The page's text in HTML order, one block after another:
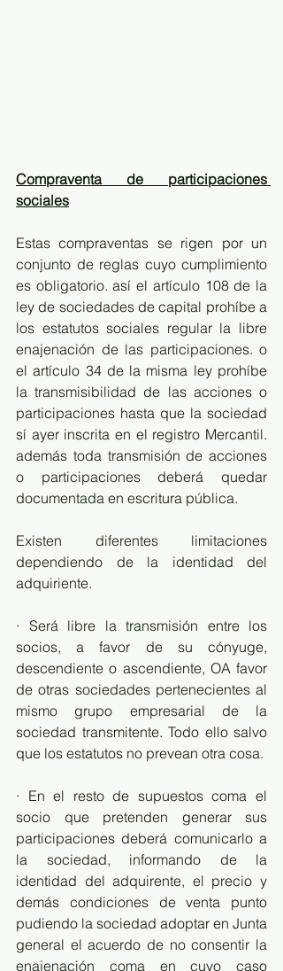
Compraventa de participaciones
sociales
Estas compraventas se rigen por un
conjunto de reglas cuyo cumplimiento
es obligatorio. así el artículo 108 de la
ley de sociedades de capital prohíbe a
los estatutos sociales regular la libre
enajenación de las participaciones. o
el artículo 34 de la misma ley prohíbe
la transmisibilidad de las acciones o
participaciones hasta que la sociedad
sí ayer inscrita en el registro Mercantil.
además toda transmisión de acciones
o participaciones deberá quedar
documentada en escritura pública.
Existen diferentes limitaciones
dependiendo de la identidad del
adquiriente.
· Será libre la transmisión entre los
socios, a favor de su cónyuge,
descendiente o ascendiente, OA favor
de otras sociedades pertenecientes al
mismo grupo empresarial de la
sociedad transmitente. Todo ello salvo
que los estatutos no prevean otra cosa.
· En el resto de supuestos coma el
socio que pretenden generar sus
participaciones deberá comunicarlo a
la sociedad, informando de la
identidad del adquirente, el precio y
demás condiciones de venta punto
pudiendo la sociedad adoptar en Junta
general el acuerdo de no consentir la
enajenación coma en cuyo caso